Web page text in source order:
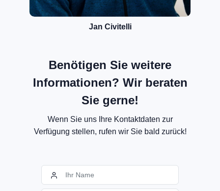
Jan Civitelli
Benötigen Sie weitere
Informationen? Wir beraten
Sie gerne!
Wenn Sie uns Ihre Kontaktdaten zur
Verfügung stellen, rufen wir Sie bald zurück!